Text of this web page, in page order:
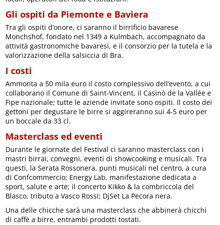
Gli ospiti da Piemonte e Baviera
Tra gli ospiti d’onore, ci saranno il birrificio bavarese
Monchshof, fondato nel 1349 a Kulmbach, accompagnato da
attività gastronomiche bavaresi, e il consorzio per la tutela e la
valorizzazione della salsiccia di Bra.
I costi
Ammonta a 50 mila euro il costo complessivo dell’evento, a cui
collaborano il Comune di Saint-Vincent, il Casinò de la Vallée e
Fipe nazionale; tutte le aziende invitate sono ospiti. Il costo dei
gettoni per degustare le birre si aggireranno sui 4-5 euro per
un boccale da 33 cl.
Masterclass ed eventi
Durante le giornate del Festival ci saranno masterclass con i
mastri birrai, convegni, eventi di showcooking e musicali. Tra
questi, la Serata Rossonera, punti musicali nel centro, a cura
di Confcommercio; Energy Lab, manifestazione dedicata a
sport, salute e arte; il concerto Kikko & la combriccola del
Blasco, tributo a Vasco Rossi; DjSet La Pecora nera.
Una delle chicche sarà una masterclass che abbinerà chicchi
di caffè a birre, entrambi prodotti tostati.